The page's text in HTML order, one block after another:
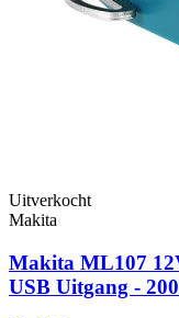
Uitverkocht
Makita
Makita ML107
USB Uitgang -